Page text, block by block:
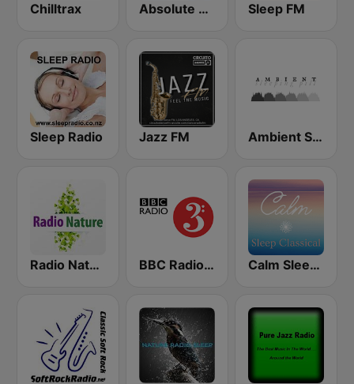
Chilltrax Absolute Chillout Sleep FM
Sleep Radio Jazz FM Ambient Sleeping Pill
Radio Nature BBC Radio 3 Calm Sleep Classical